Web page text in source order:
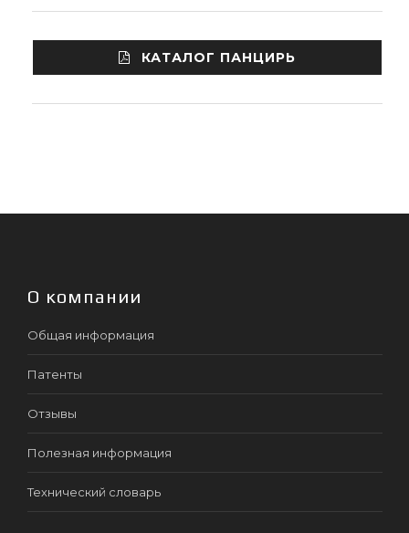
КАТАЛОГ ПАНЦИРЬ
О компании
Общая информация
Патенты
Отзывы
Полезная информация
Технический словарь